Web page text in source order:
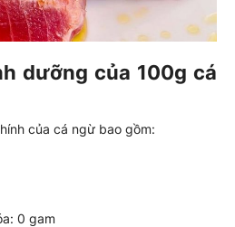
dưỡng của 100g cá
của cá ngừ bao gồm:
0 gam